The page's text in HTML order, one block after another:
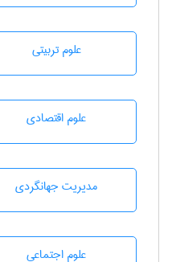
علوم تربيتی
علوم اقتصادی
مديريت جهانگردی
علوم اجتماعی